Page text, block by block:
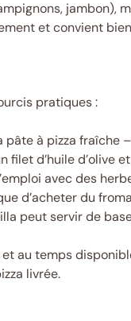
jambon),
et convient
pratiques :
à pizza fraîche
filet d’huile d’olive
avec des
d’acheter du
peut servir de
au temps
livrée.